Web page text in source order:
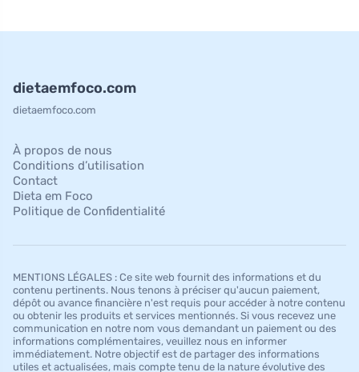
dietaemfoco.com
dietaemfoco.com
À propos de nous
Conditions d’utilisation
Contact
Dieta em Foco
Politique de Confidentialité
MENTIONS LÉGALES : Ce site web fournit des informations et du
contenu pertinents. Nous tenons à préciser qu'aucun paiement,
dépôt ou avance financière n'est requis pour accéder à notre contenu
ou obtenir les produits et services mentionnés. Si vous recevez une
communication en notre nom vous demandant un paiement ou des
informations complémentaires, veuillez nous en informer
immédiatement. Notre objectif est de partager des informations
utiles et actualisées, mais compte tenu de la nature évolutive des